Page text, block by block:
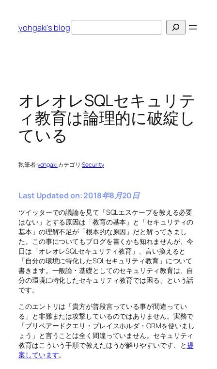
yohgaki's blog
索
オレオレSQLセキュリテ
ィ教育は論理的に破綻し
ている
執筆者:yohgakiカテゴリ:Security
Last Updated on: 2018年8月20日
ツイッターでの議論を見て「SQLエスケープを教える必要
はない」とする原因は「教育の基本」と「セキュリティの
基本」の理解不足が「根本的な原因」だと解ってきまし
た。この事についてもブログを書くかも知れませんが、今
日は「オレオレSQLセキュリティ教育」、言い換えると
「自分の環境に特化したSQLセキュリティ教育」について
書きます。一般論・基礎としてのセキュリティ教育は、自
分の環境に特化したセキュリティ教育では困る、という話
です。
このエントリは「貴方が普段言っている事が間違ってい
る」と非難または攻撃しているのではありません。実務で
「プリペアードクエリ・プレイスホルダ・ORMを使いまし
ょう」と言うことは全く間違っていません。セキュリティ
教育はこういう手順で教えたほうが解りやすいです、と提
案しています。